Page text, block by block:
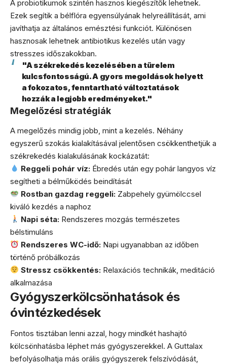
A probiotikumok szintén hasznos kiegészítők lehetnek.
Ezek segítik a bélflóra egyensúlyának helyreállítását, ami
javíthatja az általános emésztési funkciót. Különösen
hasznosak lehetnek antibiotikus kezelés után vagy
stresszes időszakokban.
"A székrekedés kezelésében a türelem
kulcsfontosságú. A gyors megoldások helyett
a fokozatos, fenntartható változtatások
hozzák a legjobb eredményeket."
Megelőzési stratégiák
A megelőzés mindig jobb, mint a kezelés. Néhány
egyszerű szokás kialakításával jelentősen csökkenthetjük a
székrekedés kialakulásának kockázatát:
Reggeli pohár víz: Ébredés után egy pohár langyos víz
segítheti a bélműködés beindítását
Rostban gazdag reggeli: Zabpehely gyümölccsel
kiváló kezdés a naphoz
Napi séta: Rendszeres mozgás természetes
bélstimuláns
Rendszeres WC-idő: Napi ugyanabban az időben
történő próbálkozás
Stressz csökkentés: Relaxációs technikák, meditáció
alkalmazása
Gyógyszerkölcsönhatások és
óvintézkedések
Fontos tisztában lenni azzal, hogy mindkét hashajtó
kölcsönhatásba léphet más gyógyszerekkel. A Guttalax
befolyásolhatja más orális gyógyszerek felszívódását,